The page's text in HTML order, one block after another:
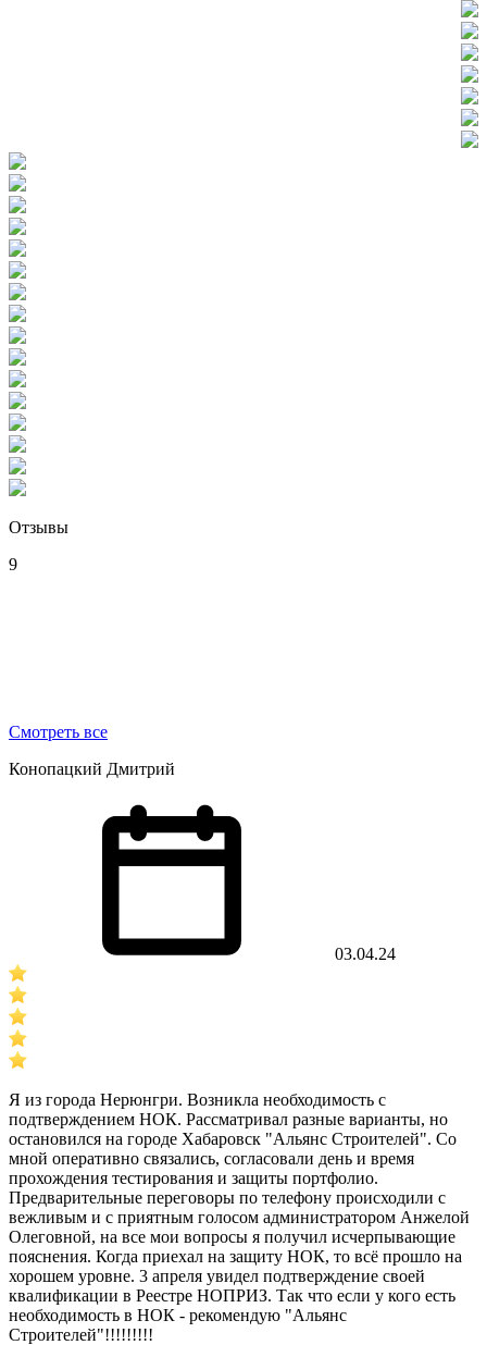
Отзывы
9
Смотреть все
Конопацкий Дмитрий
03.04.24
Я из города Нерюнгри. Возникла необходимость с
подтверждением НОК. Рассматривал разные варианты, но
остановился на городе Хабаровск "Альянс Строителей". Со
мной оперативно связались, согласовали день и время
прохождения тестирования и защиты портфолио.
Предварительные переговоры по телефону происходили с
вежливым и с приятным голосом администратором Анжелой
Олеговной, на все мои вопросы я получил исчерпывающие
пояснения. Когда приехал на защиту НОК, то всё прошло на
хорошем уровне. 3 апреля увидел подтверждение своей
квалификации в Реестре НОПРИЗ. Так что если у кого есть
необходимость в НОК - рекомендую "Альянс
Строителей"!!!!!!!!!